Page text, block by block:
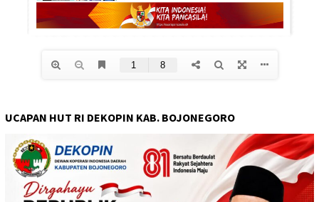
UCAPAN HUT RI DEKOPIN KAB. BOJONEGORO